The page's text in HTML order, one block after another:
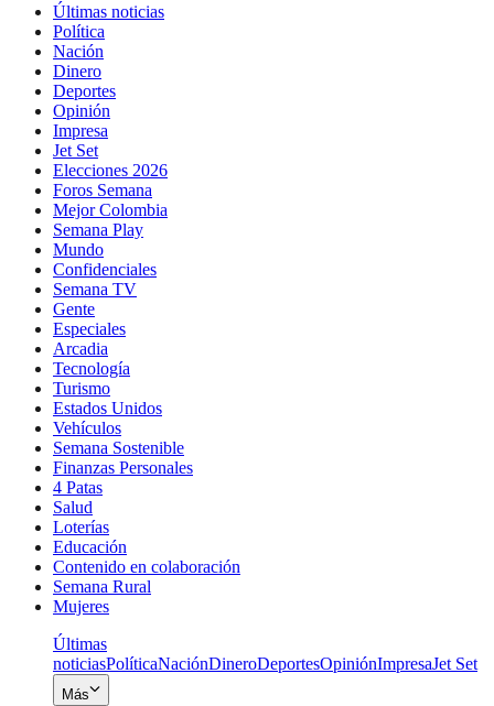
Últimas noticias
Política
Nación
Dinero
Deportes
Opinión
Impresa
Jet Set
Elecciones 2026
Foros Semana
Mejor Colombia
Semana Play
Mundo
Confidenciales
Semana TV
Gente
Especiales
Arcadia
Tecnología
Turismo
Estados Unidos
Vehículos
Semana Sostenible
Finanzas Personales
4 Patas
Salud
Loterías
Educación
Contenido en colaboración
Semana Rural
Mujeres
Últimas
noticiasPolíticaNaciónDineroDeportesOpiniónImpresaJet Set
Más